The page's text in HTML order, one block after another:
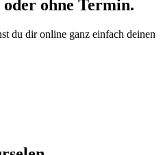
ohne Termin.
du dir online ganz einfach deinen